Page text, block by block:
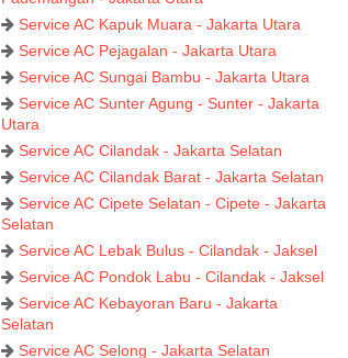
Service AC Kapuk Muara - Jakarta Utara
Service AC Pejagalan - Jakarta Utara
Service AC Sungai Bambu - Jakarta Utara
Service AC Sunter Agung - Sunter - Jakarta
Utara
Service AC Cilandak - Jakarta Selatan
Service AC Cilandak Barat - Jakarta Selatan
Service AC Cipete Selatan - Cipete - Jakarta
Selatan
Service AC Lebak Bulus - Cilandak - Jaksel
Service AC Pondok Labu - Cilandak - Jaksel
Service AC Kebayoran Baru - Jakarta
Selatan
Service AC Selong - Jakarta Selatan